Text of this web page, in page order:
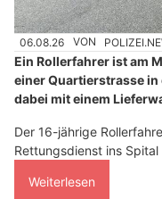
06.08.26 VON
Ein Rollerfahrer ist am
einer Quartierstrasse
dabei mit einem
Der 16-jährige
Rettungsdienst ins
Weiterlesen